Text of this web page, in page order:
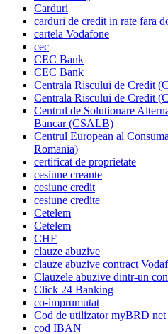
Carduri
carduri de credit in rate fara
cartela Vodafone
cec
CEC Bank
CEC Bank
Centrala Riscului de Credit
Centrala Riscului de Credit
Centrul de Solutionare
Bancar (CSALB)
Centrul European al
Romania)
certificat de proprietate
cesiune creante
cesiune credit
cesiune credite
Cetelem
Cetelem
CHF
clauze abuzive
clauze abuzive contract
Clauzele abuzive dintr-un
Click 24 Banking
co-imprumutat
Cod de utilizator myBRD net
cod IBAN